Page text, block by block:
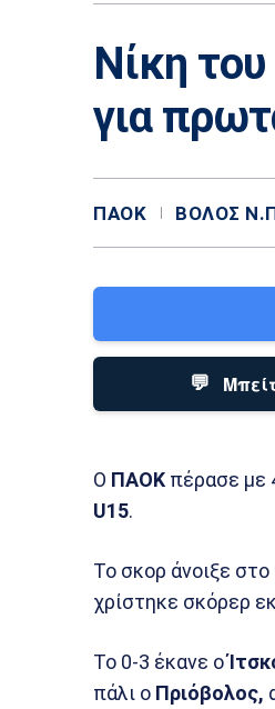
Νίκη
για
ΠΑΟΚ ΒΌΛΟΣ
💬
Ο ΠΑΟΚ πέρασε με
U15.
Το σκορ άνοιξε στο
χρίστηκε σκόρερ
Το 0-3 έκανε ο
πάλι ο Πριόβολος,